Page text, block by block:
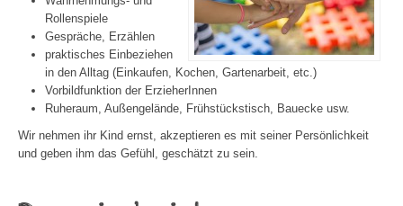
Rollenspiele
Gespräche, Erzählen
praktisches Einbeziehen
in den Alltag (Einkaufen, Kochen, Gartenarbeit, etc.)
Vorbildfunktion der ErzieherInnen
Ruheraum, Außengelände, Frühstückstisch, Bauecke usw.
Wir nehmen ihr Kind ernst, akzeptieren es mit seiner Persönlichkeit
und geben ihm das Gefühl, geschätzt zu sein.